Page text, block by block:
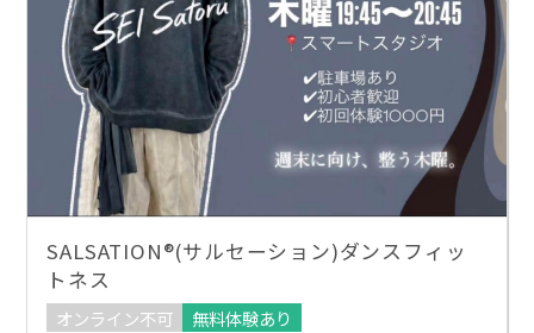
SALSATION®(サルセーション)ダンスフィッ
トネス
オンライン不可
無料体験あり